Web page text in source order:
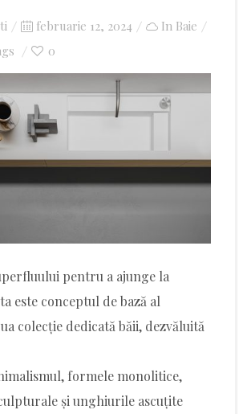
Posted
on
februarie 12, 2024 In Baie
0
pentru a ajunge la
este conceptul de bază al
colecție dedicată băii, dezvăluită
formele monolitice,
și unghiurile ascuțite